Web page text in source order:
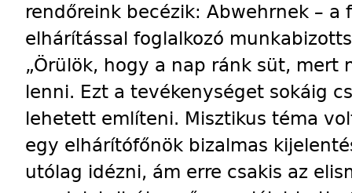
rendőreink becézik: Abwehrnek – a
elhárítással foglalkozó
„Örülök, hogy a nap ránk süt,
lenni. Ezt a tevékenységet sokáig
lehetett említeni. Misztikus téma
egy elhárítófőnök bizalmas
utólag idézni, ám erre csakis az